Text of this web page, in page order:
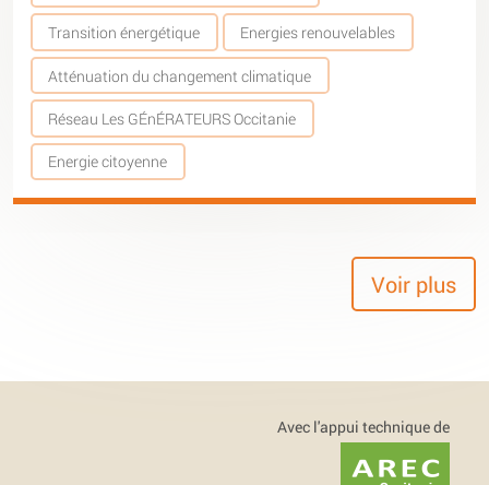
Transition énergétique Energies renouvelables
Atténuation du changement climatique
Réseau Les GÉnÉRATEURS Occitanie
Energie citoyenne
Voir plus
Avec l'appui technique de